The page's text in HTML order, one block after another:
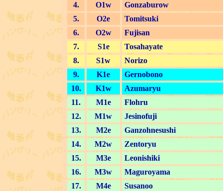
4.
O1w
Gonzaburow
5.
O2e
Tomitsuki
6.
O2w
Fujisan
7.
S1e
Tosahayate
8.
S1w
Norizo
9.
K1e
Gernobono
10.
K1w
Azumaryu
11.
M1e
Flohru
12.
M1w
Jesinofuji
13.
M2e
Ganzohnesushi
14.
M2w
Zentoryu
15.
M3e
Leonishiki
16.
M3w
Maguroyama
17.
M4e
Susanoo